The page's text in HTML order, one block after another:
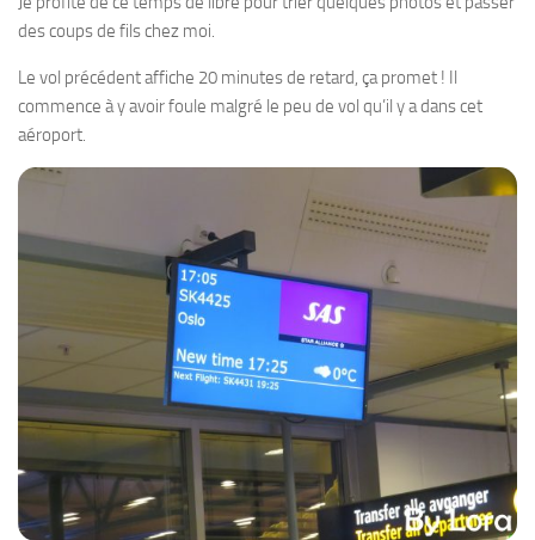
des coups de fils chez moi.
Le vol précédent affiche 20 minutes de retard, ça promet ! Il
commence à y avoir foule malgré le peu de vol qu’il y a dans cet
aéroport.